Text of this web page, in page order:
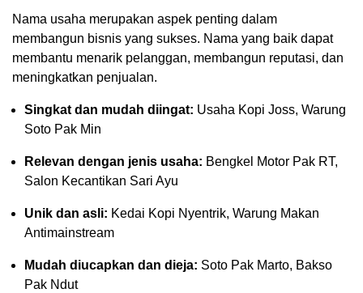
Nama usaha merupakan aspek penting dalam
membangun bisnis yang sukses. Nama yang baik dapat
membantu menarik pelanggan, membangun reputasi, dan
meningkatkan penjualan.
Singkat dan mudah diingat: Usaha Kopi Joss, Warung
Soto Pak Min
Relevan dengan jenis usaha: Bengkel Motor Pak RT,
Salon Kecantikan Sari Ayu
Unik dan asli: Kedai Kopi Nyentrik, Warung Makan
Antimainstream
Mudah diucapkan dan dieja: Soto Pak Marto, Bakso
Pak Ndut